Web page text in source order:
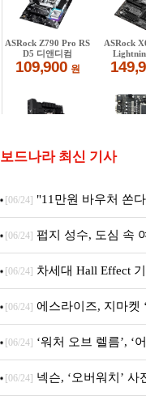
보드나라 최신 기사
[06/24] "11만원 바우처 쏜
탑 프로모션 진행
[06/24] 펍지 성수, 도심 속
[06/24] 차세대 Hall Effect
시리즈 출시
[06/24] 에스라이즈, 지마켓
특별 프로모션 진행
[06/24] ‘워처 오브 렐름’, ‘
시
[06/24] 넥슨, ‘오버워치’